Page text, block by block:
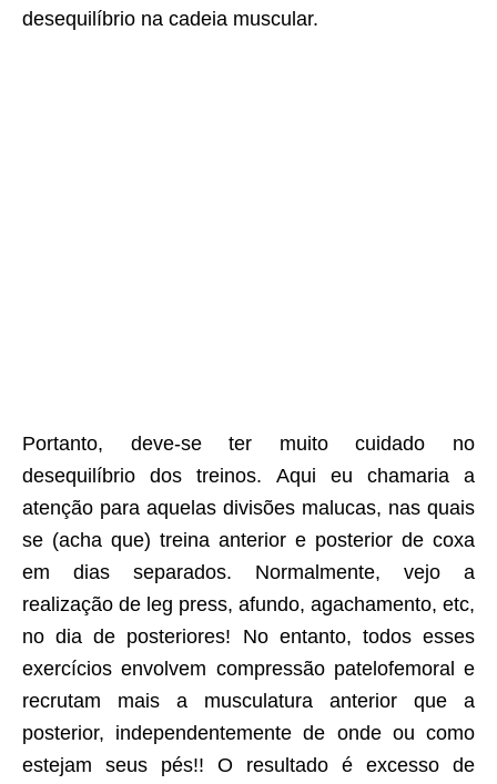
desequilíbrio na cadeia muscular.
Portanto, deve-se ter muito cuidado no
desequilíbrio dos treinos. Aqui eu chamaria a
atenção para aquelas divisões malucas, nas quais
se (acha que) treina anterior e posterior de coxa
em dias separados. Normalmente, vejo a
realização de leg press, afundo, agachamento, etc,
no dia de posteriores! No entanto, todos esses
exercícios envolvem compressão patelofemoral e
recrutam mais a musculatura anterior que a
posterior, independentemente de onde ou como
estejam seus pés!! O resultado é excesso de